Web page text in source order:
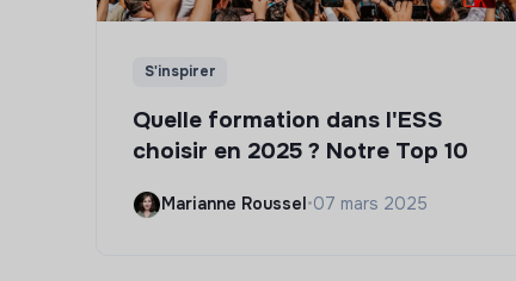
S'inspirer
Quelle formation dans l'ESS
choisir en 2025 ? Notre Top 10
Marianne Roussel•07 mars 2025